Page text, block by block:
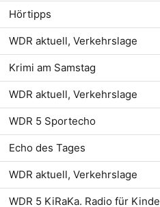
Hörtipps
WDR aktuell, Verkehrslage
Krimi am Samstag
WDR aktuell, Verkehrslage
WDR 5 Sportecho
Echo des Tages
WDR aktuell, Verkehrslage
WDR 5 KiRaKa. Radio für